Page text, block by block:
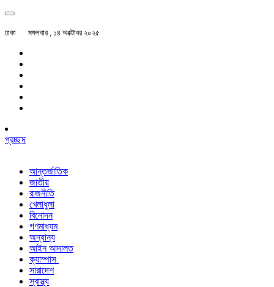
ঢাকা মঙ্গলবার , ১৪ অক্টোবর ২০২৫
প্রচ্ছদ
আন্তর্জাতিক
জাতীয়
রাজনীতি
খেলাধুলা
বিনোদন
গণমাধ্যম
অন্যান্য
আইন আদালত
ক্যাম্পাস
সারাদেশ
স্বাস্থ্য